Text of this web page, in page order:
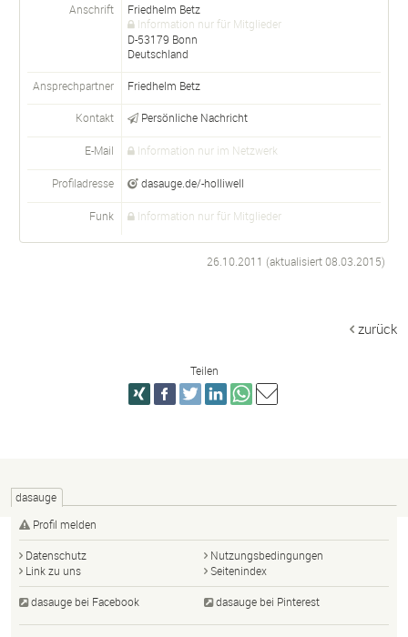
Anschrift
Friedhelm Betz
Information nur für Mitglieder
D-53179 Bonn
Deutschland
Ansprechpartner Friedhelm Betz
Kontakt Persönliche Nachricht
E-Mail Information nur im Netzwerk
Profiladresse dasauge.de/-holliwell
Funk Information nur für Mitglieder
26.10.2011 (aktualisiert08.03.2015)
zurück
Teilen
dasauge
Profil melden
Datenschutz
Nutzungsbedingungen
Link zu uns
Seitenindex
dasauge bei Facebook dasauge bei Pinterest